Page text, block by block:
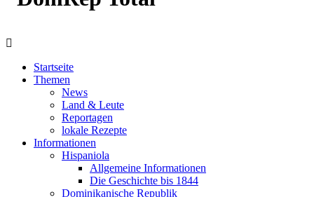
Startseite
Themen
News
Land & Leute
Reportagen
lokale Rezepte
Informationen
Hispaniola
Allgemeine Informationen
Die Geschichte bis 1844
Dominikanische Republik